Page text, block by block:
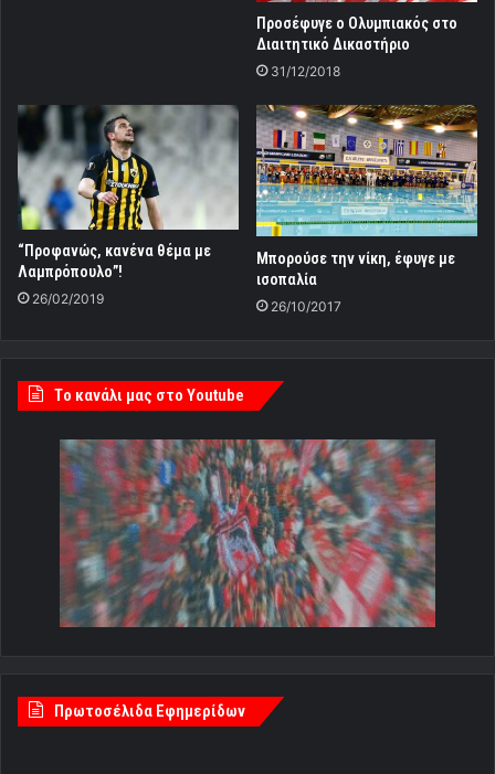
Προσέφυγε ο Ολυμπιακός στο
Διαιτητικό Δικαστήριο
31/12/2018
“Προφανώς, κανένα θέμα με
Λαμπρόπουλο”!
26/02/2019
Μπορούσε την νίκη, έφυγε με
ισοπαλία
26/10/2017
Tο κανάλι μας στο Youtube
Πρωτοσέλιδα Εφημερίδων